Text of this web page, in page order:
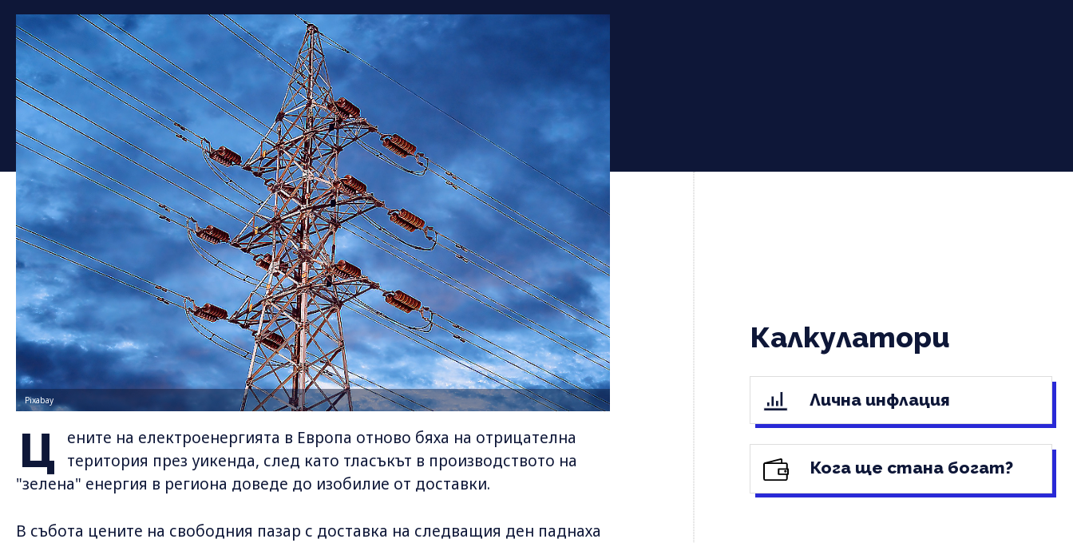
Pixabay
Ц
ените на електроенергията в Европа отново бяха на отрицателна
територия през уикенда, след като тласъкът в производството на
"зелена" енергия в региона доведе до изобилие от доставки.
В събота цените на свободния пазар с доставка на следващия ден паднаха
Калкулатори
Лична инфлация
Кога ще стана богат?